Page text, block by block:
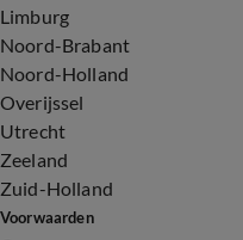
Limburg
Noord-Brabant
Noord-Holland
Overijssel
Utrecht
Zeeland
Zuid-Holland
Voorwaarden